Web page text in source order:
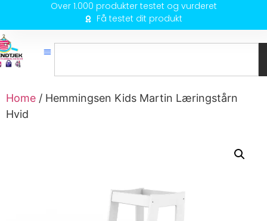
Over 1.000 produkter testet og vurderet
Få testet dit produkt
Home / Hemmingsen Kids Martin Læringstårn
Hvid